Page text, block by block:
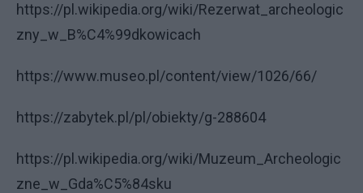
https://pl.wikipedia.org/wiki/Rezerwat_archeologic
zny_w_B%C4%99dkowicach
https://www.museo.pl/content/view/1026/66/
https://zabytek.pl/pl/obiekty/g-288604
https://pl.wikipedia.org/wiki/Muzeum_Archeologic
zne_w_Gda%C5%84sku